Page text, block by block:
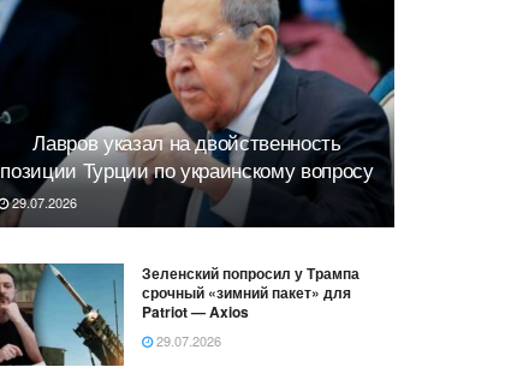
Лавров указал на двойственность
позиции Турции по украинскому вопросу
29.07.2026
Зеленский попросил у Трампа
срочный «зимний пакет» для
Patriot — Axios
29.07.2026